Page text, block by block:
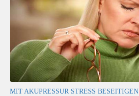
MIT AKUPRESSUR STRESS BESEITIGEN